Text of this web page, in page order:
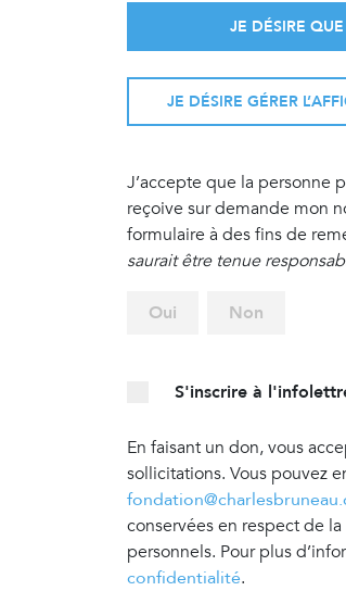
JE DÉSIRE
JE DÉSIRE GÉRER
J’accepte que la personne
reçoive sur demande mon
formulaire à des fins de
saurait être tenue
Oui Non
S'inscrire à
En faisant un don, vous
sollicitations. Vous pouvez
conservées en respect de
personnels. Pour plus
confidentialité.